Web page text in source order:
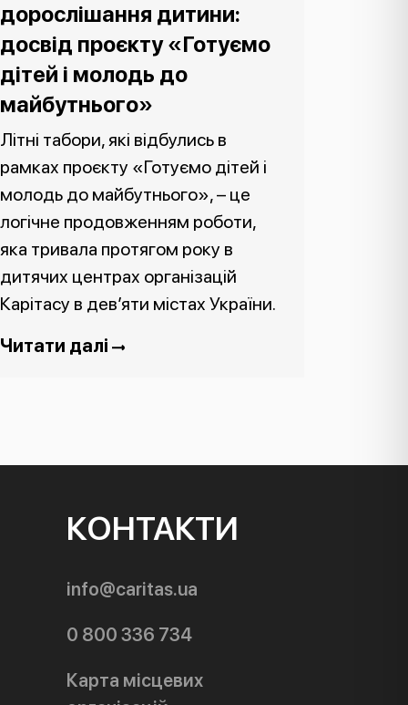
дорослішання дитини:
досвід проєкту «Готуємо
дітей і молодь до
майбутнього»
Літні табори, які відбулись в
рамках проєкту «Готуємо дітей і
молодь до майбутнього», – це
логічне продовженням роботи,
яка тривала протягом року в
дитячих центрах організацій
Карітасу в дев’яти містах України.
Читати далі
КОНТАКТИ
info@caritas.ua
0 800 336 734
Карта місцевих